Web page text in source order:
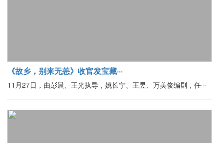
《故乡，别来无恙》收官发宝藏···
11月27日，由彭晨、王光执导，姚长宁、王昱、万美俊编剧，任···